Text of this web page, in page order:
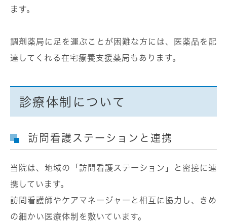
ます。
調剤薬局に足を運ぶことが困難な方には、医薬品を配
達してくれる在宅療養支援薬局もあります。
診療体制について
訪問看護ステーションと連携
当院は、地域の「訪問看護ステーション」と密接に連
携しています。
訪問看護師やケアマネージャーと相互に協力し、きめ
の細かい医療体制を敷いています。